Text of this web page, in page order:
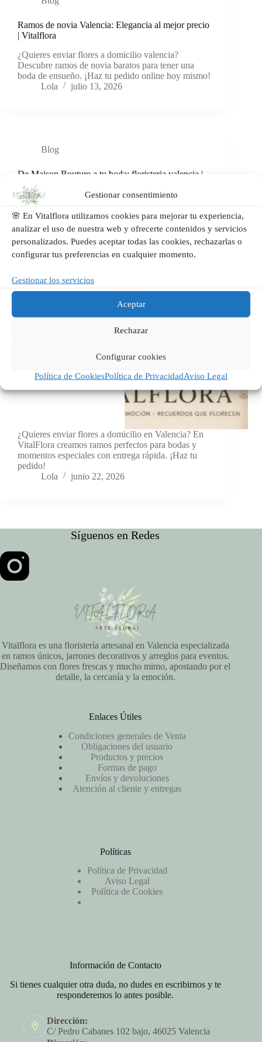
Gestionar consentimiento
🌸 En Vitalflora utilizamos cookies para mejorar tu experiencia,
analizar el uso de nuestra web y ofrecerte contenidos y servicios
personalizados. Puedes aceptar todas las cookies, rechazarlas o
configurar tus preferencias en cualquier momento.
Gestionar los servicios
Aceptar
Rechazar
Configurar cookies
Política de CookiesPolítica de PrivacidadAviso Legal
Ramos de novia Valencia: Elegancia al mejor precio
| Vitalflora
¿Quieres enviar flores a domicilio valencia?
Descubre ramos de novia baratos para tener una
boda de ensueño. ¡Haz tu pedido online hoy mismo!
Lola
julio 13, 2026
Blog
De Maison Bouture a tu boda: floristeria valencia |
Vitalflora
¿Quieres enviar flores a domicilio en Valencia? En
VitalFlora creamos ramos perfectos para bodas y
momentos especiales con entrega rápida. ¡Haz tu
pedido!
Lola
junio 22, 2026
Síguenos en Redes
Vitalflora es una floristería artesanal en Valencia especializada
en ramos únicos, jarrones decorativos y arreglos para eventos.
Diseñamos con flores frescas y mucho mimo, apostando por el
detalle, la cercanía y la emoción.
Enlaces Útiles
Condiciones generales de Venta
Obligaciones del usuario
Productos y precios
Formas de pago
Envíos y devoluciones
Atención al cliente y entregas
Políticas
Política de Privacidad
Aviso Legal
Política de Cookies
Información de Contacto
Si tienes cualquier otra duda, no dudes en escribirnos y te
responderemos lo antes posible.
Dirección:
C/ Pedro Cabanes 102 bajo, 46025 Valencia